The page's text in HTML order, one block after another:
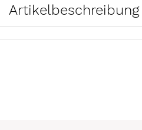
Artikelbeschreibung